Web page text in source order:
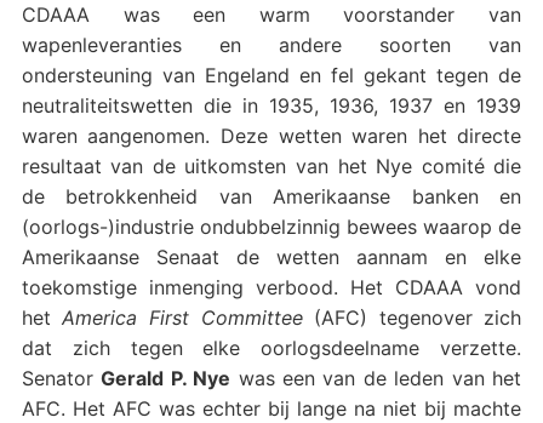
CDAAA was een warm voorstander van
wapenleveranties en andere soorten van
ondersteuning van Engeland en fel gekant tegen de
neutraliteitswetten die in 1935, 1936, 1937 en 1939
waren aangenomen. Deze wetten waren het directe
resultaat van de uitkomsten van het Nye comité die
de betrokkenheid van Amerikaanse banken en
(oorlogs-)industrie ondubbelzinnig bewees waarop de
Amerikaanse Senaat de wetten aannam en elke
toekomstige inmenging verbood. Het CDAAA vond
hetAmerica First Committee(AFC) tegenover zich
dat zich tegen elke oorlogsdeelname verzette.
SenatorGerald P. Nye was een van de leden van het
AFC. Het AFC was echter bij lange na niet bij machte